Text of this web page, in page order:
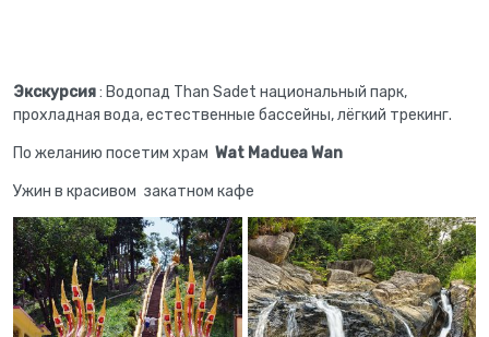
Экскурсия: Водопад Than Sadet национальный парк,
прохладная вода, естественные бассейны, лёгкий трекинг.
По желанию посетим храм Wat Maduea Wan
Ужин в красивом закатном кафе